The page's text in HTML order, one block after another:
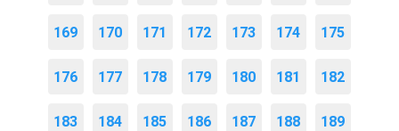
169 170 171 172 173 174 175
176 177 178 179 180 181 182
183 184 185 186 187 188 189